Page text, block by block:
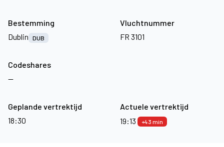
Bestemming
Dublin
DUB
Vluchtnummer
FR 3101
Codeshares
—
Geplande vertrektijd
18:30
Actuele vertrektijd
19:13
+43 min